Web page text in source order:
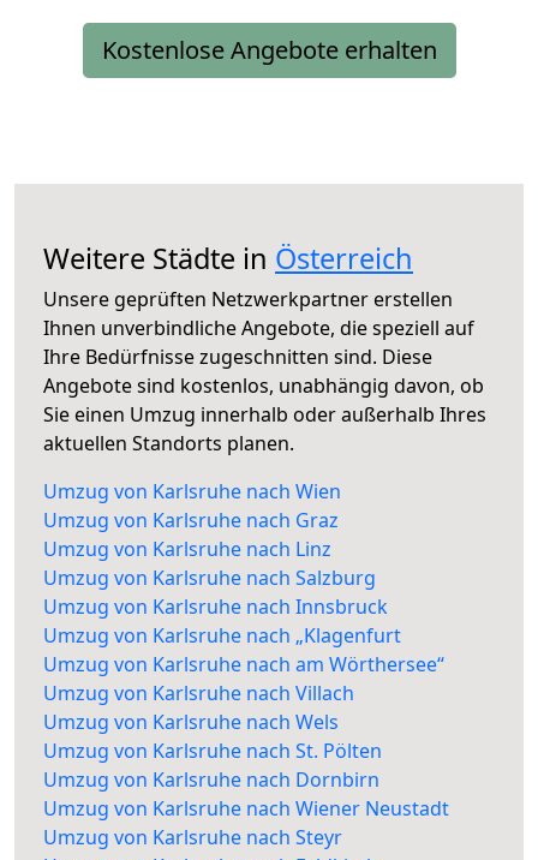
Kostenlose Angebote erhalten
Weitere Städte in Österreich
Unsere geprüften Netzwerkpartner erstellen
Ihnen unverbindliche Angebote, die speziell auf
Ihre Bedürfnisse zugeschnitten sind. Diese
Angebote sind kostenlos, unabhängig davon, ob
Sie einen Umzug innerhalb oder außerhalb Ihres
aktuellen Standorts planen.
Umzug von Karlsruhe nach Wien
Umzug von Karlsruhe nach Graz
Umzug von Karlsruhe nach Linz
Umzug von Karlsruhe nach Salzburg
Umzug von Karlsruhe nach Innsbruck
Umzug von Karlsruhe nach „Klagenfurt
Umzug von Karlsruhe nach am Wörthersee“
Umzug von Karlsruhe nach Villach
Umzug von Karlsruhe nach Wels
Umzug von Karlsruhe nach St. Pölten
Umzug von Karlsruhe nach Dornbirn
Umzug von Karlsruhe nach Wiener Neustadt
Umzug von Karlsruhe nach Steyr